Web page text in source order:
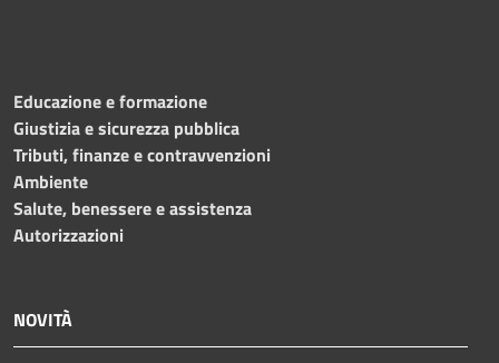
Educazione e formazione
Giustizia e sicurezza pubblica
Tributi, finanze e contravvenzioni
Ambiente
Salute, benessere e assistenza
Autorizzazioni
NOVITÀ